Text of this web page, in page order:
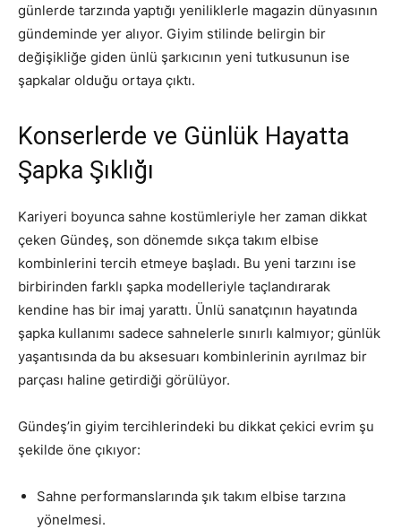
günlerde tarzında yaptığı yeniliklerle magazin dünyasının
gündeminde yer alıyor. Giyim stilinde belirgin bir
değişikliğe giden ünlü şarkıcının yeni tutkusunun ise
şapkalar olduğu ortaya çıktı.
Konserlerde ve Günlük Hayatta
Şapka Şıklığı
Kariyeri boyunca sahne kostümleriyle her zaman dikkat
çeken Gündeş, son dönemde sıkça takım elbise
kombinlerini tercih etmeye başladı. Bu yeni tarzını ise
birbirinden farklı şapka modelleriyle taçlandırarak
kendine has bir imaj yarattı. Ünlü sanatçının hayatında
şapka kullanımı sadece sahnelerle sınırlı kalmıyor; günlük
yaşantısında da bu aksesuarı kombinlerinin ayrılmaz bir
parçası haline getirdiği görülüyor.
Gündeş’in giyim tercihlerindeki bu dikkat çekici evrim şu
şekilde öne çıkıyor:
Sahne performanslarında şık takım elbise tarzına
yönelmesi.